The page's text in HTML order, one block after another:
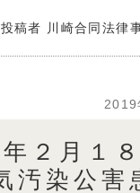
投稿者 川崎合同法律
2019
２月１
汚染公害